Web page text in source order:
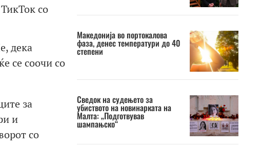
со
дека
се соочи со
за
и
со
Македонија во портокалова
фаза, денес температури до 40
степени
Сведок на судењето за
убиството на новинарката на
Малта: „Подготвував
шампањско“